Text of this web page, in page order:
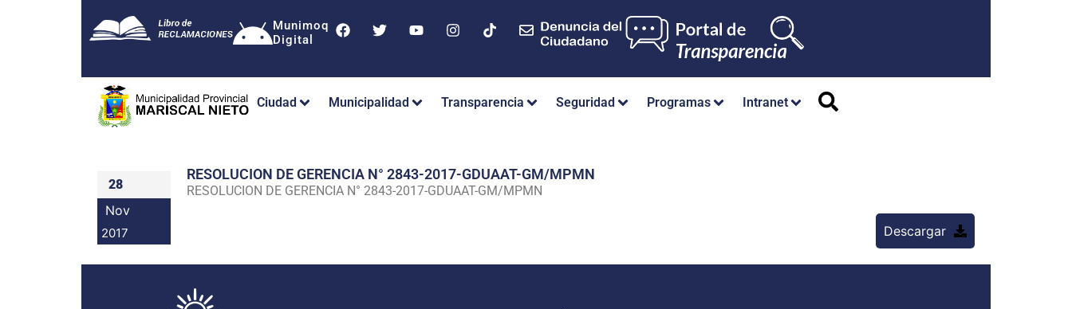
Munimoq
Digital
Ciudad Municipalidad Transparencia Seguridad Programas Intranet
28
Nov
2017
RESOLUCION DE GERENCIA N° 2843-2017-GDUAAT-GM/MPMN
RESOLUCION DE GERENCIA N° 2843-2017-GDUAAT-GM/MPMN
Descargar